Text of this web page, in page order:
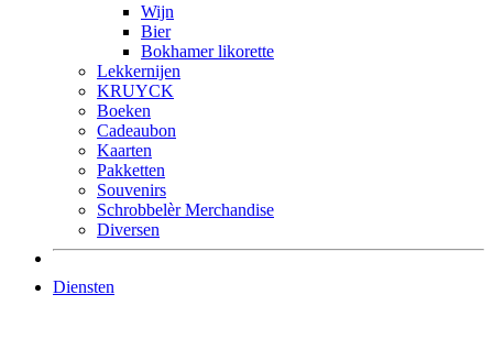
Wijn
Bier
Bokhamer likorette
Lekkernijen
KRUYCK
Boeken
Cadeaubon
Kaarten
Pakketten
Souvenirs
Schrobbelèr Merchandise
Diversen
Diensten